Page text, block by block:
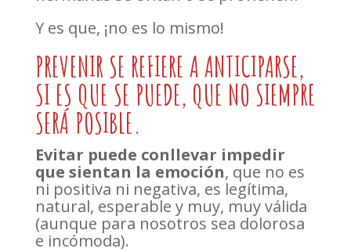
Y es que, ¡no es lo mismo!
PREVENIR SE REFIERE A ANTICIPARSE,
SI ES QUE SE PUEDE, QUE NO SIEMPRE
SERÁ POSIBLE.
Evitar puede conllevar impedir
que sientan la emoción, que no es
ni positiva ni negativa, es legítima,
natural, esperable y muy, muy válida
(aunque para nosotros sea dolorosa
e incómoda).